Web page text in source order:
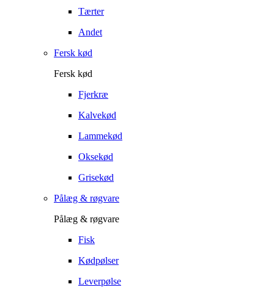
Tærter
Andet
Fersk kød
Fersk kød
Fjerkræ
Kalvekød
Lammekød
Oksekød
Grisekød
Pålæg & røgvare
Pålæg & røgvare
Fisk
Kødpølser
Leverpølse